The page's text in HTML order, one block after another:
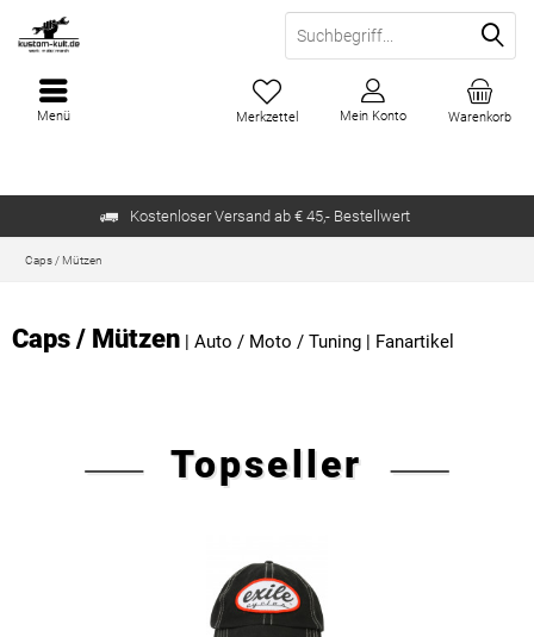
Kostenloser Versand ab € 45,- Bestellwert
Warenkorb
Merkzettel Mein Konto
Menü
Caps / Mützen
Caps / Mützen| Auto / Moto / Tuning| Fanartikel
Topseller